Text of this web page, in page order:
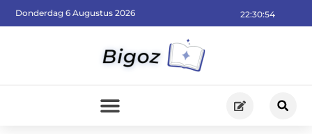
22:30:55
Donderdag 6 Augustus 2026